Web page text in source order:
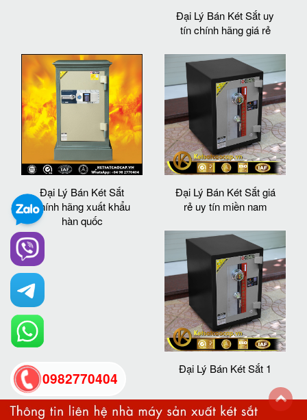
Đại Lý Bán Két Sắt uy
tín chính hãng giá rẻ
Đại Lý Bán Két Sắt
chính hãng xuất khẩu
hàn quốc
Đại Lý Bán Két Sắt giá
rẻ uy tín miền nam
Đại Lý Bán Két Sắt 1
0982770404